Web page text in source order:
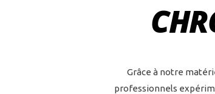
Grâce à notre
professionnels